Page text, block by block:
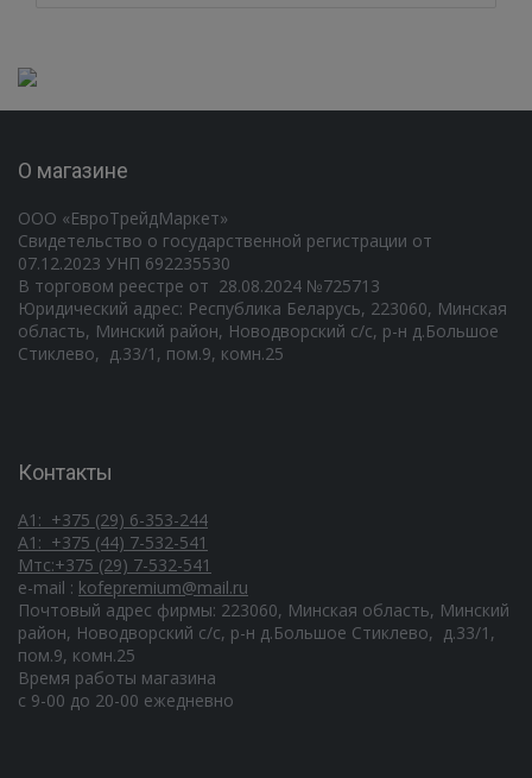
Контакты
А1: +375 (29) 6-353-244
А1: +375 (44) 7-532-541
Мтс:+375 (29) 7-532-541
e-mail : kofepremium@mail.ru
Почтовый адрес фирмы: 223060, Минская область, Минский
район, Новодворский с/с, р-н д.Большое Стиклево, д.33/1,
пом.9, комн.25
Время работы магазина
c 9-00 до 20-00 ежедневно
О магазине
ООО «ЕвроТрейдМаркет»
Свидетельство о государственной регистрации от
07.12.2023 УНП 692235530
В торговом реестре от 28.08.2024 №725713
Юридический адрес: Республика Беларусь, 223060, Минская
область, Минский район, Новодворский с/с, р-н д.Большое
Стиклево, д.33/1, пом.9, комн.25